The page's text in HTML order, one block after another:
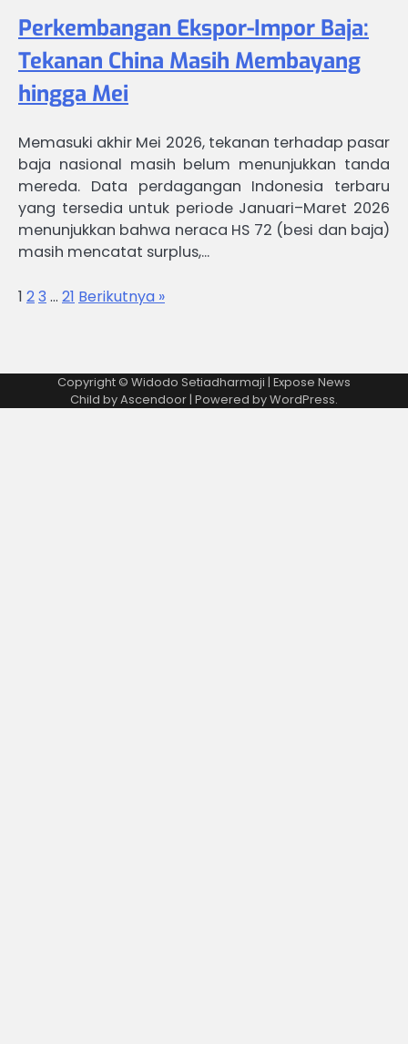
Perkembangan Ekspor-Impor Baja:
Tekanan China Masih Membayang
hingga Mei
Memasuki akhir Mei 2026, tekanan terhadap pasar
baja nasional masih belum menunjukkan tanda
mereda. Data perdagangan Indonesia terbaru
yang tersedia untuk periode Januari–Maret 2026
menunjukkan bahwa neraca HS 72 (besi dan baja)
masih mencatat surplus,…
1 23 … 21 Berikutnya »
Copyright © Widodo Setiadharmaji | Expose News
Child byAscendoor | Powered byWordPress.